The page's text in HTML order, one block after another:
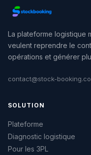
La plateforme logistique
veulent reprendre le
opérations et générer
contact@stock-
SOLUTION
Plateforme
Diagnostic logistique
Pour les 3PL